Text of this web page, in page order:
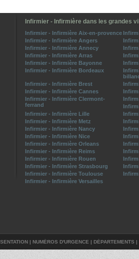
Infirmier - Infirmière dans les grandes
Infirmier - Infirmière Aix-en-provence
Infirmier - Infirmière Angers
Infirmier - Infirmière Annecy
Infirmier - Infirmière Arras
Infirmier - Infirmière Bayonne
Infirmier - Infirmière Bordeaux
Infirmier - Infirmière Brest
Infirmier - Infirmière Cannes
Infirmier - Infirmière Clermont-
ferrand
Infirmier - Infirmière Lille
Infirmier - Infirmière Metz
Infirmier - Infirmière Nancy
Infirmier - Infirmière Nice
Infirmier - Infirmière Orleans
Infirmier - Infirmière Reims
Infirmier - Infirmière Rouen
Infirmier - Infirmière Strasbourg
Infirmier - Infirmière Toulouse
Infirmier - Infirmière Versailles
| NUMÉROS D'URGENCE | DÉPARTEMENTS |